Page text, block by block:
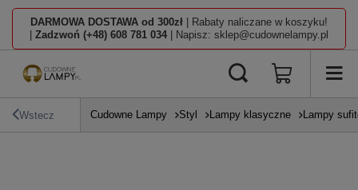
DARMOWA DOSTAWA od 300zł | Rabaty naliczane w koszyku!
Zadzwoń (+48) 608 781 034 | Napisz: sklep@cudownelampy.pl
Wstecz Cudowne Lampy Styl Lampy klasyczne Lampy